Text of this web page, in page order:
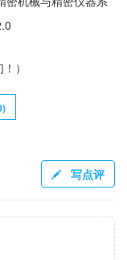
）
)
写点评